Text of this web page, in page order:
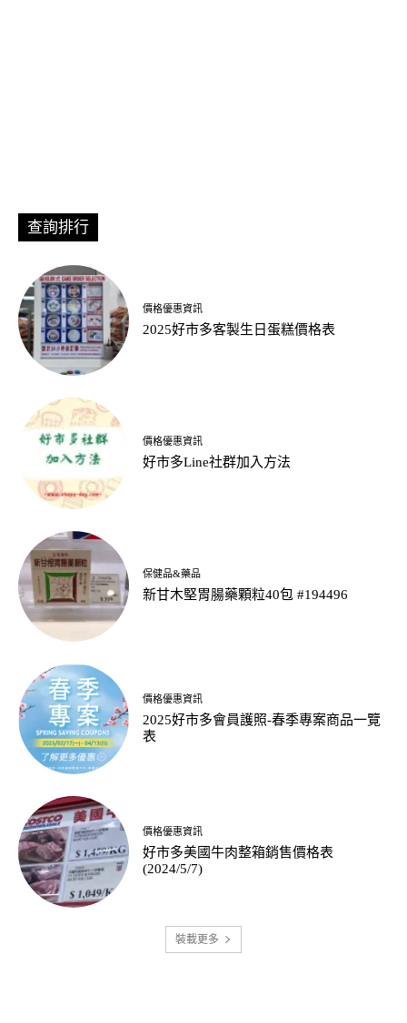
查詢排行
價格優惠資訊
2025好市多客製生日蛋糕價格表
價格優惠資訊
好市多Line社群加入方法
保健品&藥品
新甘木堅胃腸藥顆粒40包 #194496
價格優惠資訊
2025好市多會員護照-春季專案商品一覽
表
價格優惠資訊
好市多美國牛肉整箱銷售價格表
(2024/5/7)
裝載更多